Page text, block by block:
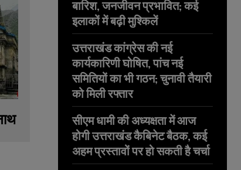
बारिश, जनजीवन प्रभावित; कई
इलाकों में बढ़ी मुश्किलें
उत्तराखंड कांग्रेस की नई
कार्यकारिणी घोषित, पांच नई
समितियों का भी गठन; चुनावी तैयारी
को मिली रफ्तार
सीएम धामी की अध्यक्षता में आज
होगी उत्तराखंड कैबिनेट बैठक, कई
अहम प्रस्तावों पर हो सकती है चर्चा